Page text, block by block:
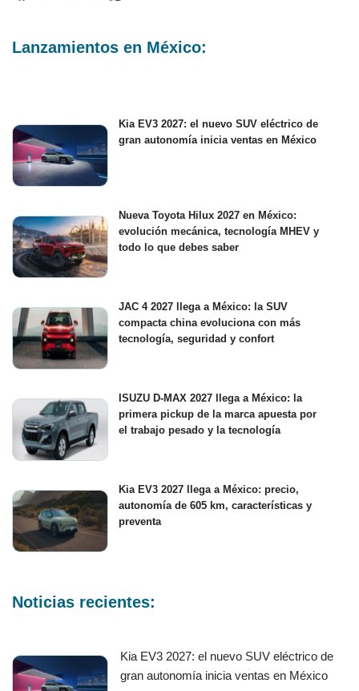
Lanzamientos en México:
Kia EV3 2027: el nuevo SUV eléctrico de
gran autonomía inicia ventas en México
Nueva Toyota Hilux 2027 en México:
evolución mecánica, tecnología MHEV y
todo lo que debes saber
JAC 4 2027 llega a México: la SUV
compacta china evoluciona con más
tecnología, seguridad y confort
ISUZU D-MAX 2027 llega a México: la
primera pickup de la marca apuesta por
el trabajo pesado y la tecnología
Kia EV3 2027 llega a México: precio,
autonomía de 605 km, características y
preventa
Noticias recientes:
Kia EV3 2027: el nuevo SUV eléctrico de
gran autonomía inicia ventas en México